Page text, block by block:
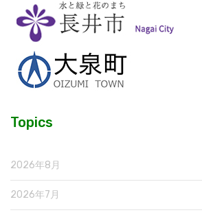
Topics
2026年8月
2026年7月